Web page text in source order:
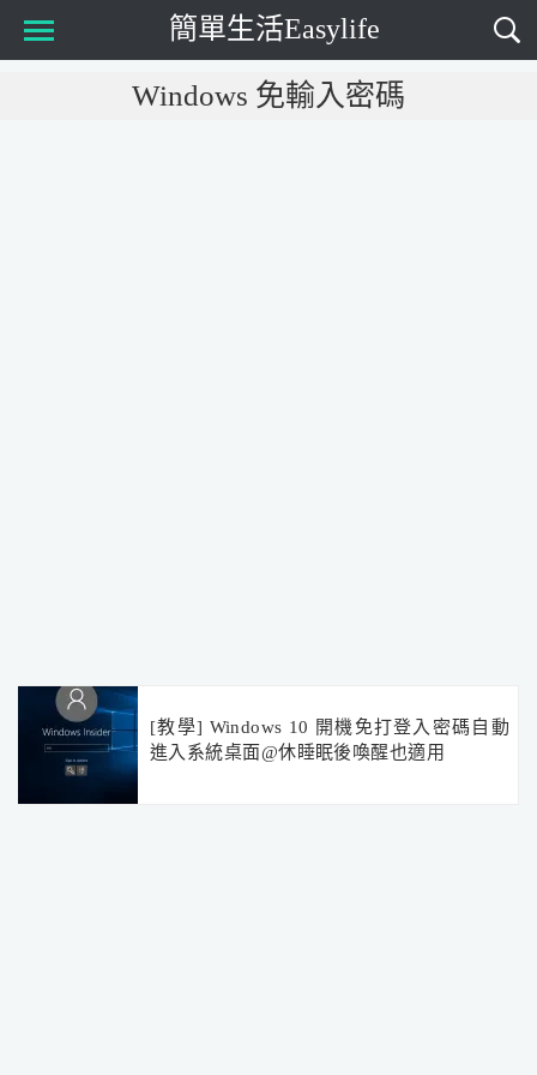
簡單生活Easylife
Main MenuWindows 免輸入密碼
[教學] Windows 10 開機免打登入密碼自動
進入系統桌面@休睡眠後喚醒也適用